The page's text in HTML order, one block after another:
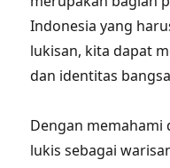
Indonesia yang
lukisan, kita dapat
dan identitas
Dengan memahami
lukis sebagai